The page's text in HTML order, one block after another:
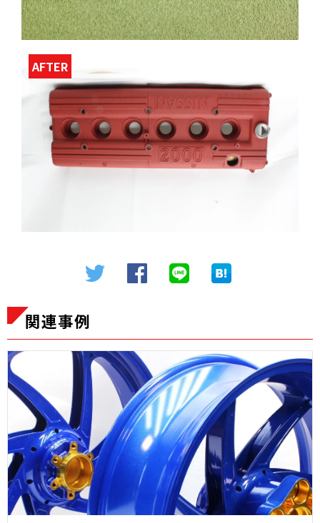
AFTER
関連事例